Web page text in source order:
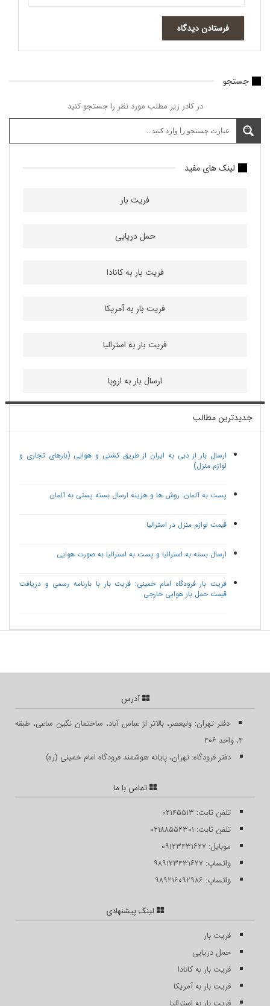
جستجو
در کادر زیر مطلب مورد نظر را جستجو کنید
لینک های مفید
فریت بار
حمل دریایی
فریت بار به کانادا
فریت بار به آمریکا
فریت بار به استرالیا
ارسال بار به اروپا
جدیدترین مطالب
ارسال بار از دبی به ایران از طریق کشتی و هوایی (بارهای تجاری و
لوازم منزل)
پست به آلمان: روش ها و هزینه ارسال بسته پستی به آلمان
قیمت لوازم منزل در استرالیا
ارسال بسته به استرالیا و پست به استرالیا به صورت هوایی
فریت بار فرودگاه امام خمینی: فریت بار با بارنامه رسمی و دریافت
قیمت حمل بار هوایی خارجی
آدرس
دفتر تهران: ولیعصر، بالاتر از عباس آباد، ساختمان نگین ساعی، طبقه
۴، واحد ۴۰۶
دفتر فرودگاه: تهران، پایانه هوشمند فرودگاه امام خمینی (ره)
تماس با ما
تلفن ثابت: ۰۲۱۴۵۵۱۳
تلفن ثابت: ۰۲۱۸۸۵۵۲۳۰۱
موبایل: ۰۹۱۲۳۴۳۱۶۲۷
واتساپ: ۹۸۹۱۲۳۴۳۱۶۲۷
واتساپ: ۹۸۹۲۱۶۰۹۲۹۸۶
لینک پیشنهادی
فریت بار
حمل دریایی
فریت بار به کانادا
فریت بار به آمریکا
فریت بار به استرالیا